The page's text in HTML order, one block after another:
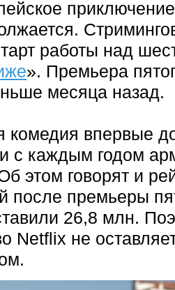
работы над
». Премьера
месяца назад.
комедия впервые
с каждым годом
этом говорят и
после премьеры
26,8 млн.
Netflix не